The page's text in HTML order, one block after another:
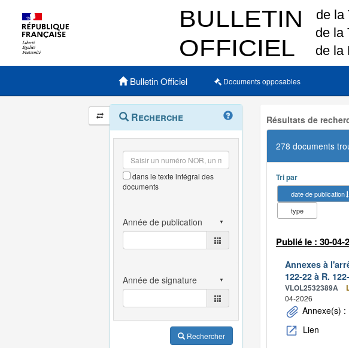
Menu principal
Bulletin Officiel Documents opposables
Navigation
et
outils
annexes
Menu
contextuel
Recherche
dans le texte intégral des
documents
Rechercher
Résultats de
278 documents
Tri par
date de publication
type
Publié le : 30-04-
Annexes à
122-22 à R.
VLOL2532389A
04-2026
Annexe(s) :
Lien